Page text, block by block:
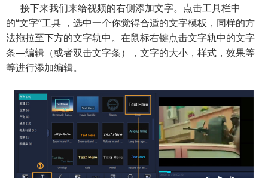
接下来我们来给视频的右侧添加文字。点击工具栏中
的“文字”工具 ，选中一个你觉得合适的文字模板，同样的方
法拖拉至下方的文字轨中。在鼠标右键点击文字轨中的文字
条—编辑（或者双击文字条），文字的大小，样式，效果等
等进行添加编辑。